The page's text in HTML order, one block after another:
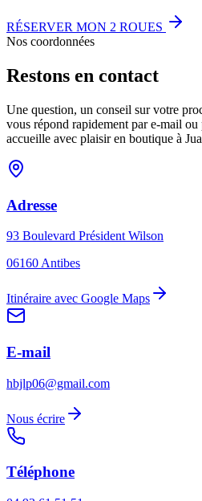
RÉSERVER MON 2 ROUES
Nos coordonnées
Restons en contact
Une question, un conseil sur votre
vous répond rapidement par e-mail ou
accueille avec plaisir en boutique à
Adresse
93 Boulevard Président Wilson
06160 Antibes
Itinéraire avec Google Maps
E-mail
hbjlp06@gmail.com
Nous écrire
Téléphone